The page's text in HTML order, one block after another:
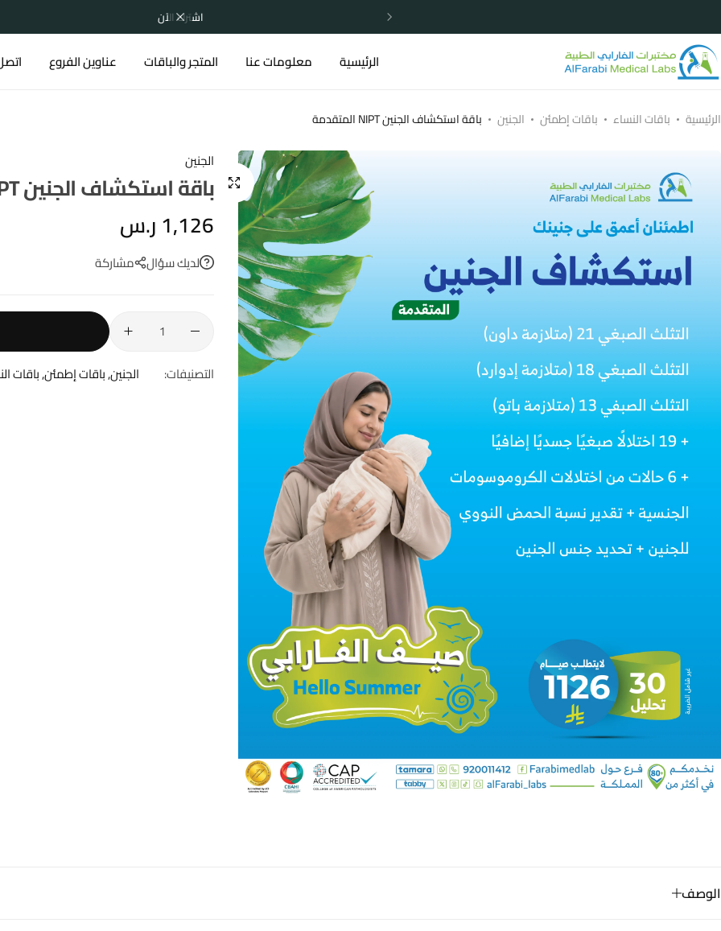
اشترك الآن
الرئيسية معلومات عنا المتجر والباقات عناوين الفروع
الرئيسية باقات النساء باقات إطمئن الجنين باقة استكشاف الجنين NIPT المتقدمة
الجنين
باقة استكشاف الجنين NIPT المتقدمة
1,126ر.س
لديك سؤال مشاركة
التصنيفات: الجنين,باقات إطمئن,باقات
الوصف